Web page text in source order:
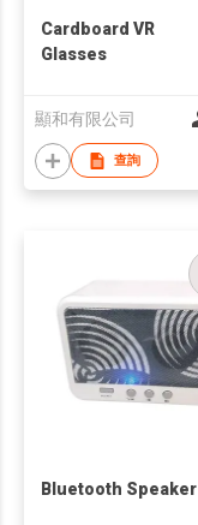
Cardboard VR
Glasses
顯和有限公司
查詢
Bluetooth Speaker